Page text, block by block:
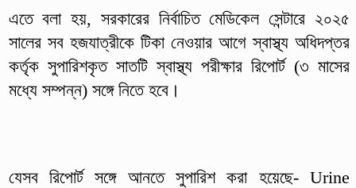
এতে বলা হয়, সরকারের নির্বাচিত মেডিকেল সেন্টারে ২০২৫
সালের সব হজযাত্রীকে টিকা নেওয়ার আগে স্বাস্থ্য অধিদপ্তর
কর্তৃক সুপারিশকৃত সাতটি স্বাস্থ্য পরীক্ষার রিপোর্ট (৩ মাসের
মধ্যে সম্পন্ন) সঙ্গে নিতে হবে।
যেসব রিপোর্ট সঙ্গে আনতে সুপারিশ করা হয়েছে- Urine